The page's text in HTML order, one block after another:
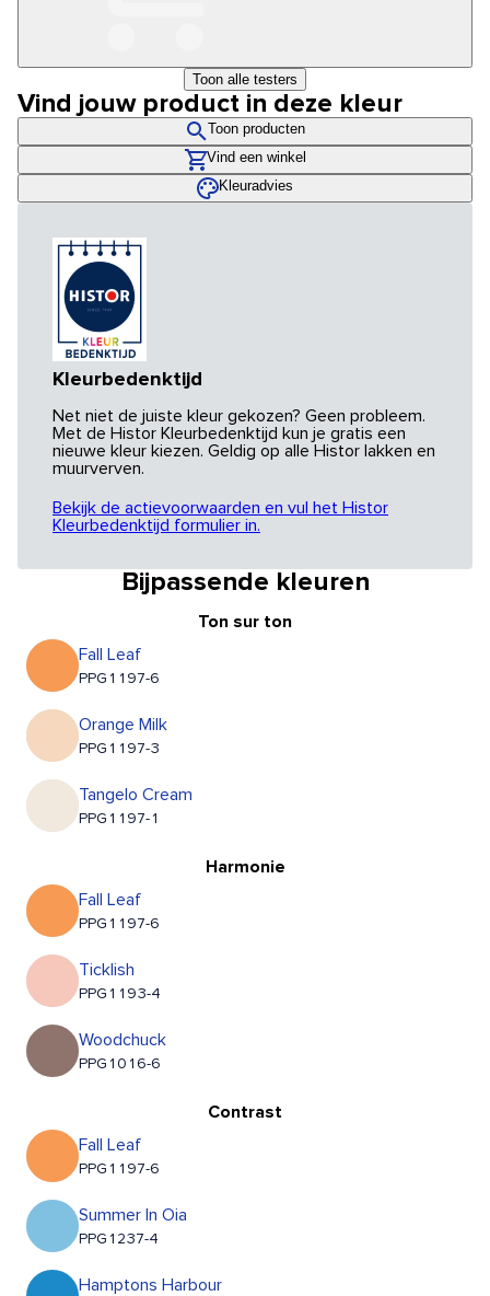
Toon alle testers
Vind jouw product in deze kleur
Toon producten
Vind een winkel
Kleuradvies
Kleurbedenktijd
Net niet de juiste kleur gekozen? Geen probleem.
Met de Histor Kleurbedenktijd kun je gratis een
nieuwe kleur kiezen. Geldig op alle Histor lakken en
muurverven.
Bekijk de actievoorwaarden en vul het Histor
Kleurbedenktijd formulier in.
Bijpassende kleuren
Ton sur ton
Fall Leaf
PPG1197-6
Orange Milk
PPG1197-3
Tangelo Cream
PPG1197-1
Harmonie
Fall Leaf
PPG1197-6
Ticklish
PPG1193-4
Woodchuck
PPG1016-6
Contrast
Fall Leaf
PPG1197-6
Summer In Oia
PPG1237-4
Hamptons Harbour